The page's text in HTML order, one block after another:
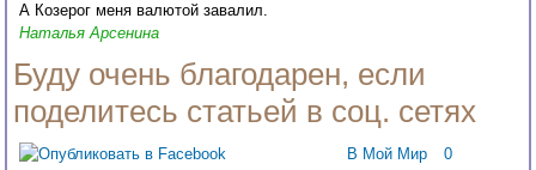
А Козерог меня валютой завалил.
Наталья Арсенина
Буду очень благодарен, если
поделитесь статьей в соц. сетях
В Мой Мир
0